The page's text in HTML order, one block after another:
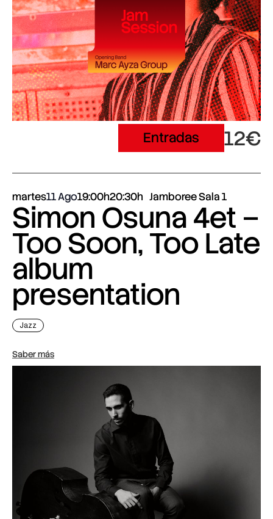
Entradas 12€
martes11 Ago19:00h20:30h Jamboree Sala 1
Simon Osuna 4et –
Too Soon, Too Late
album
presentation
Jazz
Saber más